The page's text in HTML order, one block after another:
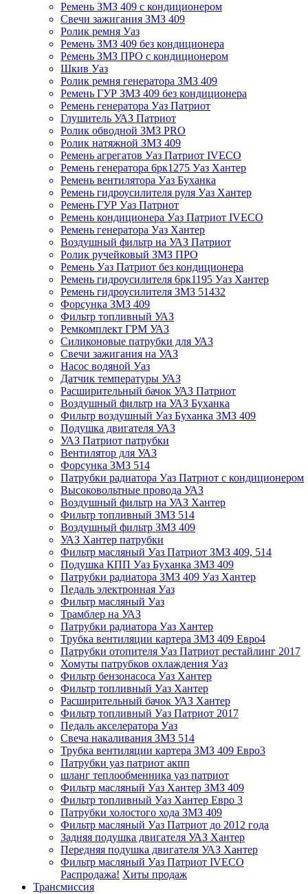
Ремень ЗМЗ 409 с кондиционером
Свечи зажигания ЗМЗ 409
Ролик ремня Уаз
Ремень ЗМЗ 409 без кондиционера
Ремень ЗМЗ ПРО с кондиционером
Шкив Уаз
Ролик ремня генератора ЗМЗ 409
Ремень ГУР ЗМЗ 409 без кондиционера
Ремень генератора Уаз Патриот
Глушитель УАЗ Патриот
Ролик обводной ЗМЗ PRO
Ролик натяжной ЗМЗ 409
Ремень агрегатов Уаз Патриот IVECO
Ремень генератора 6рк1275 Уаз Хантер
Ремень вентилятора Уаз Буханка
Ремень гидроусилителя руля Уаз Хантер
Ремень ГУР Уаз Патриот
Ремень кондиционера Уаз Патриот IVECO
Ремень генератора Уаз Хантер
Воздушный фильтр на УАЗ Патриот
Ролик ручейковый ЗМЗ ПРО
Ремень Уаз Патриот без кондиционера
Ремень гидроусилителя 6рк1195 Уаз Хантер
Ремень гидроусилителя ЗМЗ 51432
Форсунка ЗМЗ 409
Фильтр топливный УАЗ
Ремкомплект ГРМ УАЗ
Силиконовые патрубки для УАЗ
Свечи зажигания на УАЗ
Насос водяной Уаз
Датчик температуры УАЗ
Расширительный бачок УАЗ Патриот
Воздушный фильтр на УАЗ Буханка
Фильтр воздушный Уаз Буханка ЗМЗ 409
Подушка двигателя УАЗ
УАЗ Патриот патрубки
Вентилятор для УАЗ
Форсунка ЗМЗ 514
Патрубки радиатора Уаз Патриот с кондиционером
Высоковольтные провода УАЗ
Воздушный фильтр на УАЗ Хантер
Фильтр топливный ЗМЗ 514
Воздушный фильтр ЗМЗ 409
УАЗ Хантер патрубки
Фильтр масляный Уаз Патриот ЗМЗ 409, 514
Подушка КПП Уаз Буханка ЗМЗ 409
Патрубки радиатора ЗМЗ 409 Уаз Хантер
Педаль электронная Уаз
Фильтр масляный Уаз
Трамблер на УАЗ
Патрубки радиатора Уаз Хантер
Трубка вентиляции картера ЗМЗ 409 Евро4
Патрубки отопителя Уаз Патриот рестайлинг 2017
Хомуты патрубков охлаждения Уаз
Фильтр бензонасоса Уаз Хантер
Фильтр топливный Уаз Хантер
Расширительный бачок УАЗ Хантер
Фильтр топливный Уаз Патриот 2017
Педаль акселератора Уаз
Свеча накаливания ЗМЗ 514
Трубка вентиляции картера ЗМЗ 409 Евро3
Патрубки уаз патриот акпп
шланг теплообменника уаз патриот
Фильтр масляный Уаз Хантер ЗМЗ 409
Фильтр топливный Уаз Хантер Евро 3
Патрубки холостого хода ЗМЗ 409
Фильтр масляный Уаз Патриот до 2012 года
Задняя подушка двигателя УАЗ Хантер
Передняя подушка двигателя УАЗ Хантер
Фильтр масляный Уаз Патриот IVECO
Распродажа! Хиты продаж
Трансмиссия